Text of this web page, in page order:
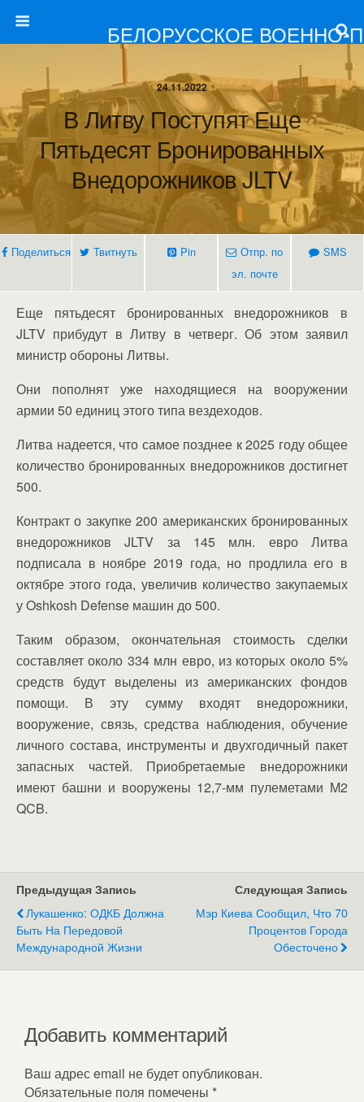
БЕЛОРУССКОЕ ВОЕННО-
24.11.2022
В Литву Поступят Еще
Пятьдесят Бронированных
Внедорожников JLTV
Поделиться Твитнуть Pin
Отпр. по
эл. почте
SMS
Еще пятьдесят бронированных внедорожников в
JLTV прибудут в Литву в четверг. Об этом заявил
министр обороны Литвы.
Они пополнят уже находящиеся на вооружении
армии 50 единиц этого типа вездеходов.
Литва надеется, что самое позднее к 2025 году общее
количество бронированных внедорожников достигнет
500.
Контракт о закупке 200 американских бронированных
внедорожников JLTV за 145 млн. евро Литва
подписала в ноябре 2019 года, но продлила его в
октябре этого года, увеличив количество закупаемых
у Oshkosh Defense машин до 500.
Таким образом, окончательная стоимость сделки
составляет около 334 млн евро, из которых около 5%
средств будут выделены из американских фондов
помощи. В эту сумму входят внедорожники,
вооружение, связь, средства наблюдения, обучение
личного состава, инструменты и двухгодичный пакет
запасных частей. Приобретаемые внедорожники
имеют башни и вооружены 12,7-мм пулеметами M2
QCB.
Предыдущая Запись
Лукашенко: ОДКБ Должна
Быть На Передовой
Международной Жизни
Следующая Запись
Мэр Киева Сообщил, Что 70
Процентов Города
Обесточено
Добавить комментарий
Ваш адрес email не будет опубликован.
Обязательные поля помечены *